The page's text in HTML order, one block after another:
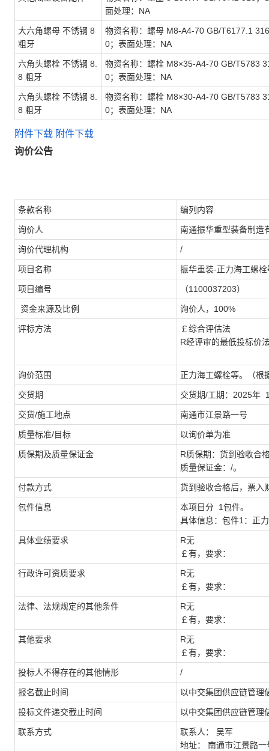
面处理：NA
大六角螺母 不锈钢 8
粗牙
物资名称：螺母 M8-A4-70 GB/T6177.1
0；表面处理：NA
六角头螺栓 不锈钢 8.
8 粗牙
物资名称：螺栓 M8×35-A4-70 GB/T5783
0；表面处理：NA
六角头螺栓 不锈钢 8.
8 粗牙
物资名称：螺栓 M8×30-A4-70 GB/T5783
0；表面处理：NA
附件下载 附件下载
询价公告
条款名称 编列内容
询价人 南通振华重型装备制造
询价代理机构 /
项目名称 振华重装-正力海工螺栓
项目编号 （1100037203）
资金来源及比例 询价人，100%
评标方法 ￡综合评估法
R经评审的最低投标价
询价范围 正力海工螺栓等。（根
交货期 交货期/工期 ： 2025年
交货/施工地点 南通市江景路一号
质量标准/目标 以询价单为准
质保期及质量保证金 R质保期：货到验收合
质量保证金： /。
付款方式 货到验收合格后，票入
包件信息 本项目分 1包件。
具体信息：包件1 ：正
具体业绩要求 R无
￡有，要求：
行政许可资质要求 R无
￡有，要求：
法律、法规规定的其他条件 R无
￡有，要求：
其他要求 R无
￡有，要求：
投标人不得存在的其他情形 /
报名截止时间 以中交集团供应链管理
投标文件递交截止时间 以中交集团供应链管理
联系方式 联系人：
吴军
地址：
南通市江景路一